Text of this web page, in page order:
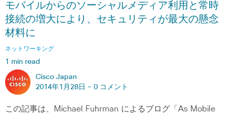
モバイルからのソーシャルメディア利用と常時
接続の増大により、セキュリティが最大の懸念
材料に
ネットワーキング
1 min read
Cisco Japan
2014年1月28日 - 0 コメント
この記事は、Michael Fuhrman によるブログ「As Mobile